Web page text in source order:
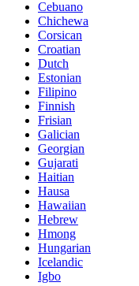
Cebuano
Chichewa
Corsican
Croatian
Dutch
Estonian
Filipino
Finnish
Frisian
Galician
Georgian
Gujarati
Haitian
Hausa
Hawaiian
Hebrew
Hmong
Hungarian
Icelandic
Igbo